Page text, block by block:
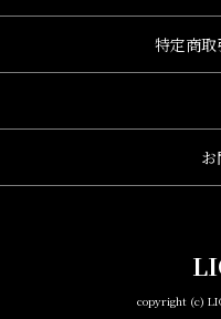
特定商
copyright (c)